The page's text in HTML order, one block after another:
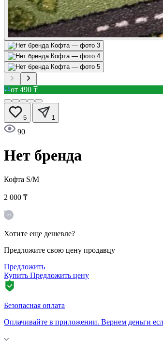
от 490 ₸
5 1
90
Нет бренда
Кофта S/M
2 000 ₸
Хотите еще дешевле?
Предложите свою цену продавцу
Предложить
Купить Предложить цену
Безопасная оплата
Оплачивайте в приложении. Вернем деньги